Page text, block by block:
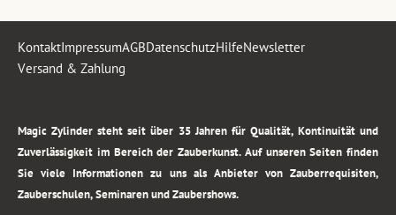
KontaktImpressumAGBDatenschutzHilfeNewsletter
Versand & Zahlung
Magic Zylinder steht seit über 35 Jahren für Qualität, Kontinuität und
Zuverlässigkeit im Bereich der Zauberkunst. Auf unseren Seiten finden
Sie viele Informationen zu uns als Anbieter von Zauberrequisiten,
Zauberschulen, Seminaren und Zaubershows.